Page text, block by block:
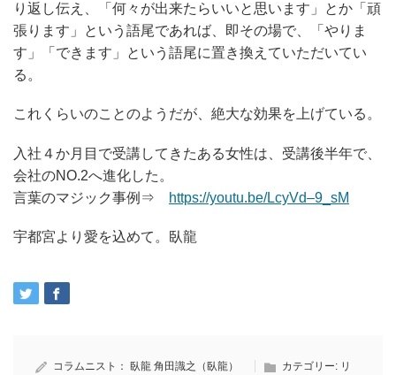
り返し伝え、「何々が出来たらいいと思います」とか「頑
張ります」という語尾であれば、即その場で、「やりま
す」「できます」という語尾に置き換えていただいてい
る。
これくらいのことのようだが、絶大な効果を上げている。
入社４か月目で受講してきたある女性は、受講後半年で、
会社のNO.2へ進化した。
言葉のマジック事例⇒
https://youtu.be/LcyVd–9_sM
宇都宮より愛を込めて。臥龍
コラムニスト： 臥龍 角田識之（臥龍） カテゴリー: リ